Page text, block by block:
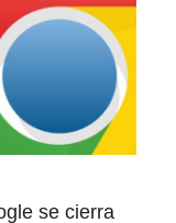
se cierra